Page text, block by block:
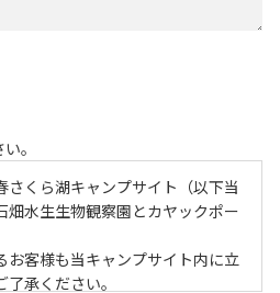
。
さくら湖キャンプサイト（以下当
畑水生生物観察園とカヤックポー
お客様も当キャンプサイト内に立
承ください。